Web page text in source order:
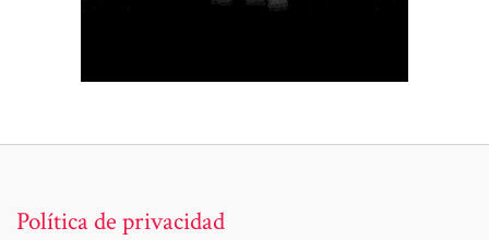
Política de privacidad